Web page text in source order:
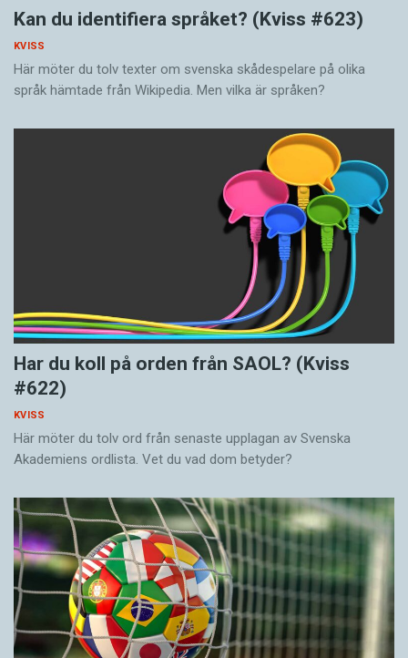
Kan du identifiera språket? (Kviss #623)
KVISS
Här möter du tolv texter om svenska skådespelare på olika
språk hämtade från Wikipedia. Men vilka är språken?
Har du koll på orden från SAOL? (Kviss
#622)
KVISS
Här möter du tolv ord från senaste upplagan av Svenska
Akademiens ordlista. Vet du vad dom betyder?